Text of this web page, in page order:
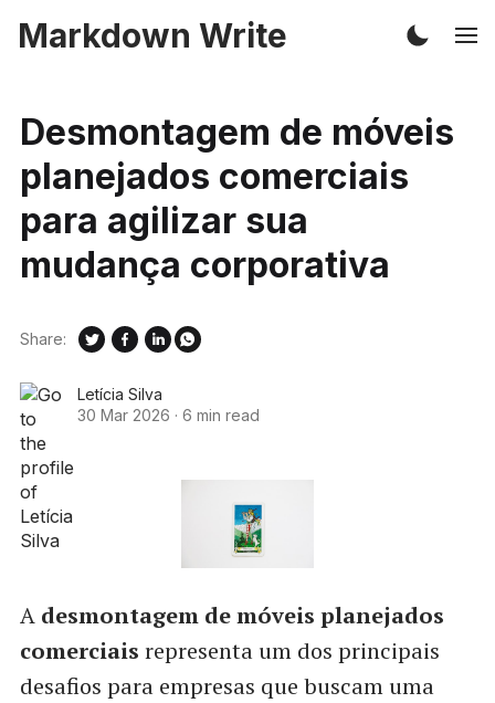
Markdown Write
Desmontagem de móveis
planejados comerciais
para agilizar sua
mudança corporativa
Letícia Silva
30 Mar 2026 · 6 min read
Share:
A desmontagem de móveis planejados
comerciais representa um dos principais
desafios para empresas que buscam uma